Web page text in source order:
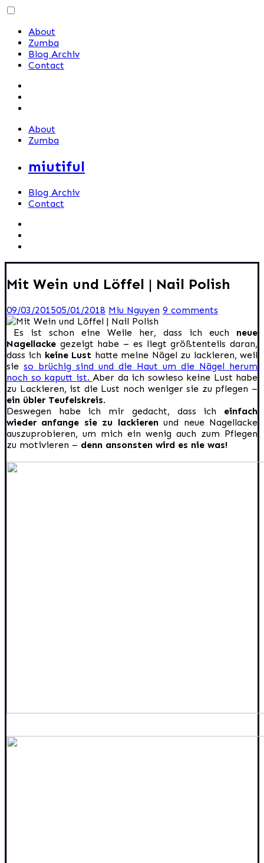
Skip
contentAbout
Zumba
Blog Archiv
Contact
About
Zumba
miutiful
Blog Archiv
Contact
Mit Wein und Löffel | Nail Polish
09/03/201505/01/2018 Miu Nguyen 9 comments
Es ist schon eine Weile her, dass ich euch neue
Nagellacke gezeigt habe – es liegt größtenteils daran,
dass ich keine Lust hatte meine Nägel zu lackieren, weil
sie so brüchig sind und die Haut um die Nägel herum
noch so kaputt ist. Aber da ich sowieso keine Lust habe
zu Lackieren, ist die Lust noch weniger sie zu pflegen –
ein übler Teufelskreis.
Deswegen habe ich mir gedacht, dass ich einfach
wieder anfange sie zu lackierenund neue Nagellacke
auszuprobieren, um mich ein wenig auch zum Pflegen
zu motivieren – denn ansonsten wird es nie was!